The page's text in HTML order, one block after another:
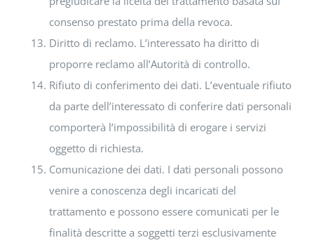
consenso prestato prima della revoca.
Diritto di reclamo. L’interessato ha diritto di
proporre reclamo all’Autorità di controllo.
Rifiuto di conferimento dei dati. L’eventuale rifiuto
da parte dell’interessato di conferire dati personali
comporterà l’impossibilità di erogare i servizi
oggetto di richiesta.
Comunicazione dei dati. I dati personali possono
venire a conoscenza degli incaricati del
trattamento e possono essere comunicati per le
finalità descritte a soggetti terzi esclusivamente